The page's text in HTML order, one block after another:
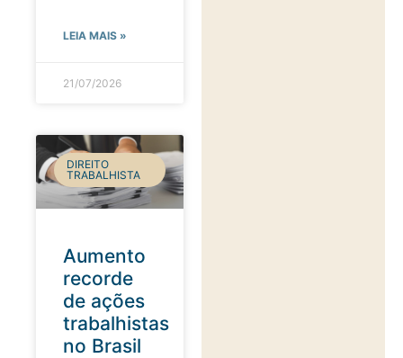
LEIA MAIS »
21/07/2026
DIREITO
TRABALHISTA
Aumento
recorde
de ações
trabalhistas
no Brasil